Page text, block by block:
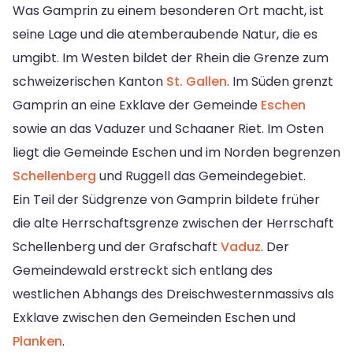
Was Gamprin zu einem besonderen Ort macht, ist
seine Lage und die atemberaubende Natur, die es
umgibt. Im Westen bildet der Rhein die Grenze zum
schweizerischen Kanton St. Gallen. Im Süden grenzt
Gamprin an eine Exklave der Gemeinde Eschen
sowie an das Vaduzer und Schaaner Riet. Im Osten
liegt die Gemeinde Eschen und im Norden begrenzen
Schellenberg und Ruggell das Gemeindegebiet.
Ein Teil der Südgrenze von Gamprin bildete früher
die alte Herrschaftsgrenze zwischen der Herrschaft
Schellenberg und der Grafschaft Vaduz. Der
Gemeindewald erstreckt sich entlang des
westlichen Abhangs des Dreischwesternmassivs als
Exklave zwischen den Gemeinden Eschen und
Planken.